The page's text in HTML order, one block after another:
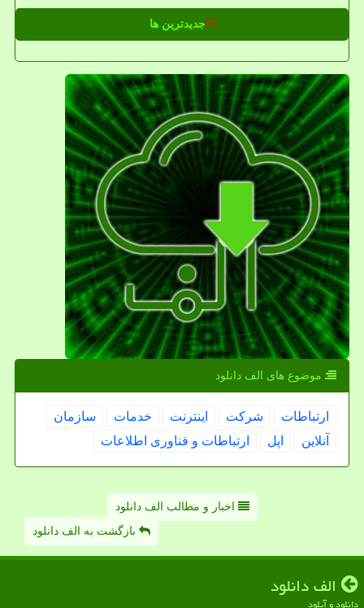
جدیدترین ها
موضوع های الف دانلود
ارتباطات شركت اینترنت خدمات
سازمان
آنلاین
اپل ارتباطات و فناوری اطلاعات
اخبار و مطالب الف دانلود
بازگشت به الف دانلود
الف دانلود